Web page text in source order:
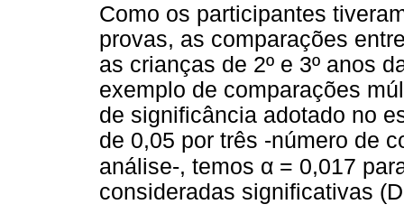
Como os participantes
provas, as comparações
as crianças de 2º e 3º anos
exemplo de comparações
de significância adotado no
de 0,05 por três -número de
análise-, temos α = 0,017
consideradas significativas